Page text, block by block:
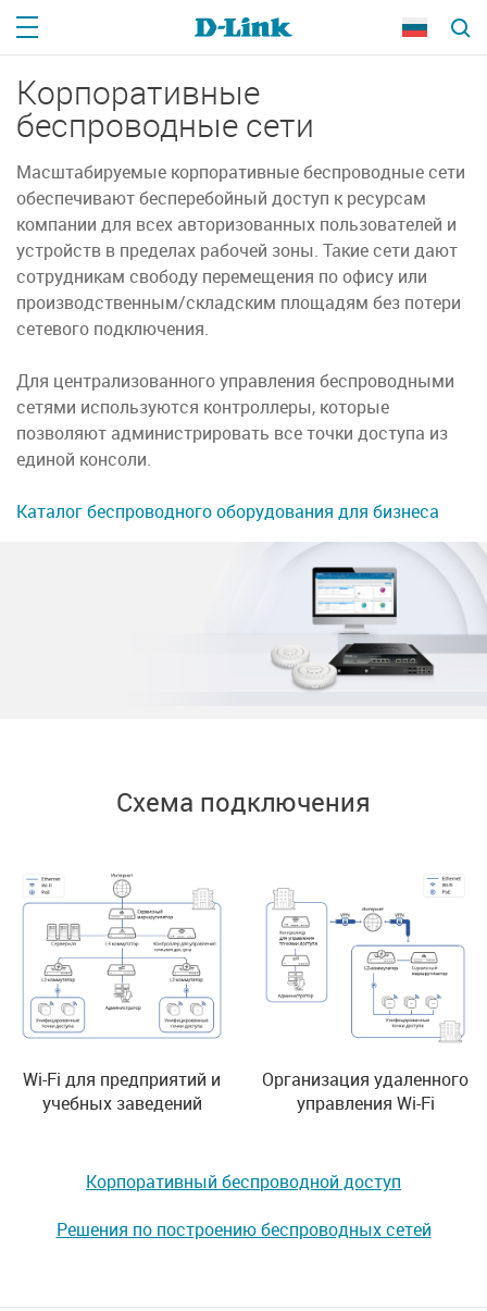
Корпоративные
беспроводные сети
Масштабируемые корпоративные беспроводные сети
обеспечивают бесперебойный доступ к ресурсам
компании для всех авторизованных пользователей и
устройств в пределах рабочей зоны. Такие сети дают
сотрудникам свободу перемещения по офису или
производственным/складским площадям без потери
сетевого подключения.
Для централизованного управления беспроводными
сетями используются контроллеры, которые
позволяют администрировать все точки доступа из
единой консоли.
Каталог беспроводного оборудования для бизнеса
Схема подключения
Wi-Fi для предприятий и
учебных заведений
Организация удаленного
управления Wi-Fi
Корпоративный беспроводной доступ
Решения по построению беспроводных сетей